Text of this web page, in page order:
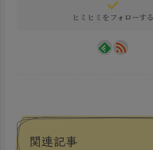
ヒミヒミをフォローする
関連記事